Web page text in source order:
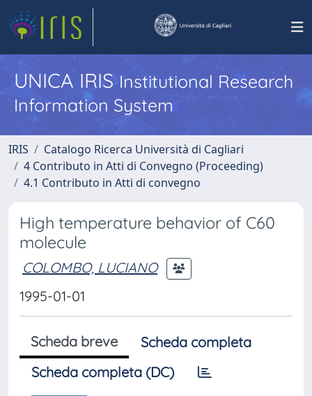
UNICA IRISInstitutional Research
Information System
IRIS
Catalogo Ricerca Università di Cagliari
4 Contributo in Atti di Convegno (Proceeding)
4.1 Contributo in Atti di convegno
High temperature behavior of C60
molecule
COLOMBO, LUCIANO
1995-01-01
Scheda breve
Scheda completa
Scheda completa (DC)